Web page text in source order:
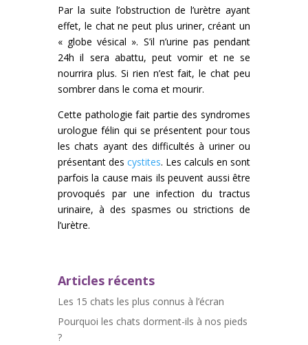
Par la suite l’obstruction de l’urètre ayant
effet, le chat ne peut plus uriner, créant un
« globe vésical ». S’il n’urine pas pendant
24h il sera abattu, peut vomir et ne se
nourrira plus. Si rien n’est fait, le chat peu
sombrer dans le coma et mourir.
Cette pathologie fait partie des syndromes
urologue félin qui se présentent pour tous
les chats ayant des difficultés à uriner ou
présentant des cystites. Les calculs en sont
parfois la cause mais ils peuvent aussi être
provoqués par une infection du tractus
urinaire, à des spasmes ou strictions de
l’urètre.
Articles récents
Les 15 chats les plus connus à l’écran
Pourquoi les chats dorment-ils à nos pieds
?